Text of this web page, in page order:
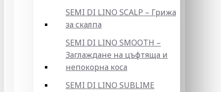
SEMI DI LINO SCALP – Грижа
за скалпа
SEMI DI LINO SMOOTH –
Заглаждане на цъфтяща и
непокорна коса
SEMI DI LINO SUBLIME